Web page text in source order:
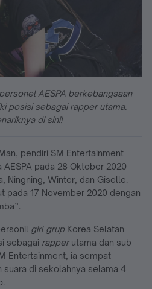
AESPA berkebangsaan
posisi sebagai rapper utama.
di sini!
pendiri SM Entertainment
pada 28 Oktober 2020
Ningning, Winter, dan Giselle.
pada 17 November 2020 dengan
girl grup Korea Selatan
sebagai rapperutama dan sub
Entertainment, ia sempat
suara di sekolahnya selama 4